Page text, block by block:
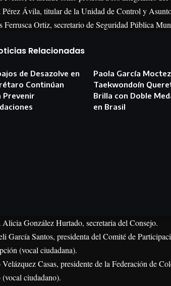
Pérez Ávila, titular de la Unidad de Control y
Ferrusca Ortiz, secretario de Seguridad Pública
Relacionadas
de Desazolve en
Continúan
Prevenir
Paola García
Taekwondoín
Brilla con Doble
en Brasil
González Hurtado, secretaria del Consejo.
García Santos, presidenta del Comité de
(vocal ciudadana).
Velázquez Casas, presidente de la Federación de
(vocal ciudadano).